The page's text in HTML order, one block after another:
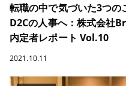
転職の中で気づいた3つの
D2Cの人事へ：株式会社
内定者レポート Vol.10
2021.10.11